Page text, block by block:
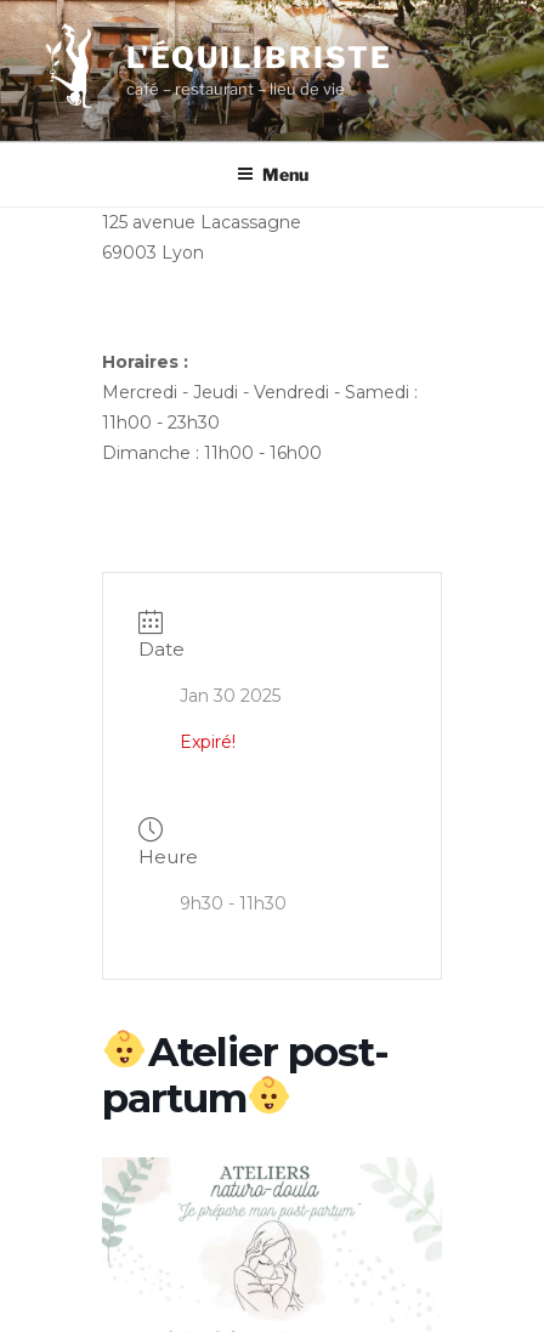
Aller
au
contenu
principal
L'ÉQUILIBRISTE
café – restaurant – lieu de vie
Menu
125 avenue Lacassagne
69003 Lyon
Horaires :
Mercredi - Jeudi - Vendredi - Samedi :
11h00 - 23h30
Dimanche : 11h00 - 16h00
Date
Jan 30 2025
Expiré!
Heure
9h30 - 11h30
Atelier post-
partum